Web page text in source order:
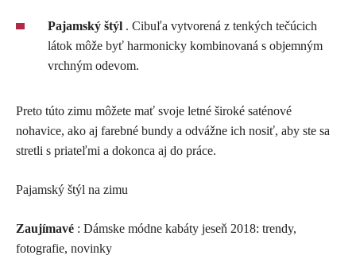
Pajamský štýl . Cibuľa vytvorená z tenkých tečúcich
látok môže byť harmonicky kombinovaná s objemným
vrchným odevom.
Preto túto zimu môžete mať svoje letné široké saténové
nohavice, ako aj farebné bundy a odvážne ich nosiť, aby ste sa
stretli s priateľmi a dokonca aj do práce.
Pajamský štýl na zimu
Zaujímavé : Dámske módne kabáty jeseň 2018: trendy,
fotografie, novinky